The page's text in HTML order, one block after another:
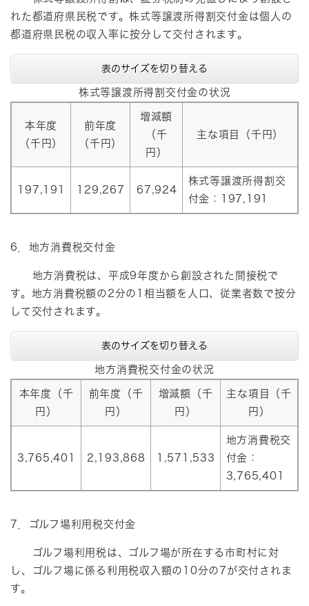
れた都道府県民税です。株式等譲渡所得割交付金は個人の
都道府県民税の収入率に按分して交付されます。
表のサイズを切り替える
株式等譲渡所得割交付金の状況
本年度
（千円）
前年度
（千円）
増減額
（千
円）
主な項目（千円）
197,191 129,267 67,924
株式等譲渡所得割交
付金：197,191
6．地方消費税交付金
地方消費税は、平成9年度から創設された間接税で
す。地方消費税額の2分の1相当額を人口、従業者数で按分
して交付されます。
表のサイズを切り替える
地方消費税交付金の状況
本年度（千
円）
前年度（千
円）
増減額（千
円）
主な項目（千
円）
3,765,401 2,193,868 1,571,533
地方消費税交
付金：
3,765,401
7．ゴルフ場利用税交付金
ゴルフ場利用税は、ゴルフ場が所在する市町村に対
し、ゴルフ場に係る利用税収入額の10分の7が交付されま
す。